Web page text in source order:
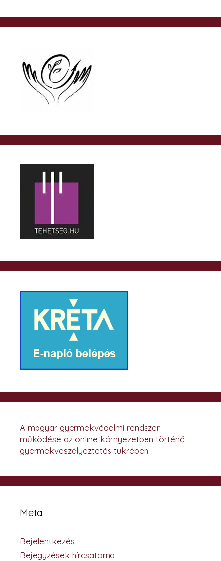
A magyar gyermekvédelmi rendszer
működése az online környezetben történő
gyermekveszélyeztetés tükrében
Meta
Bejelentkezés
Bejegyzések hírcsatorna